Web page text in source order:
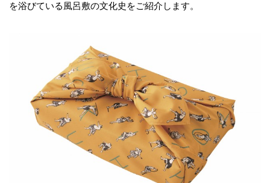
を浴びている風呂敷の文化史をご紹介します。